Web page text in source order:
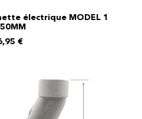
AU PANIER
électrique MODEL 1
€